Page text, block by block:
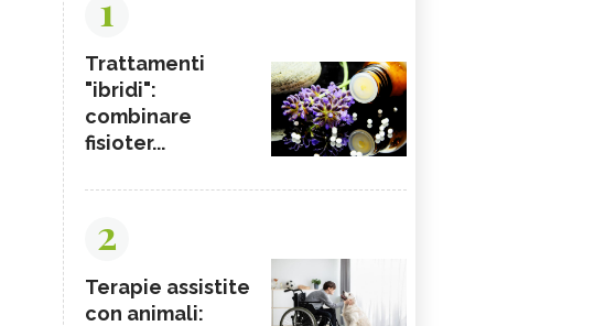
1
Trattamenti
"ibridi":
combinare
fisioter...
2
Terapie assistite
con animali: